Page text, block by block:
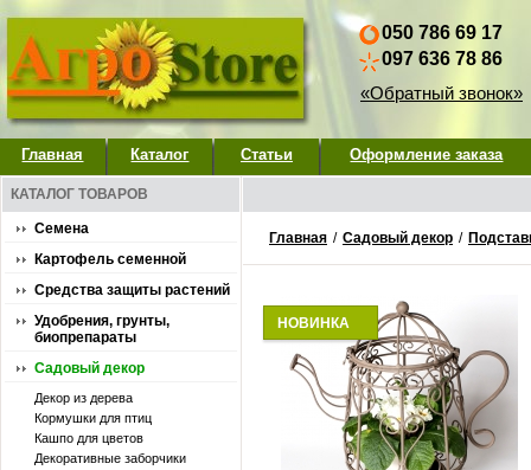
050 786 69 17
097 636 78 86
«Обратный звонок»
Главная Каталог Статьи Оформление заказа
КАТАЛОГ ТОВАРОВ
Семена
Картофель семенной
Средства защиты растений
Удобрения, грунты,
биопрепараты
Садовый декор
Декор из дерева
Кормушки для птиц
Кашпо для цветов
Декоративные заборчики
Главная / Садовый декор /
НОВИНКА